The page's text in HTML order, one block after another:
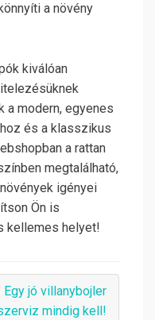
a növény
kiválóan
a modern, egyenes
és a klasszikus
a rattan
megtalálható,
igényei
Ön is
kellemes helyet!
Egy jó villanybojler
mindig kell!